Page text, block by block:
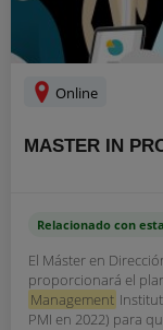
Online
MASTER IN
Relacionado con
El Máster en
proporcionará el
Management
PMI en 2022) para